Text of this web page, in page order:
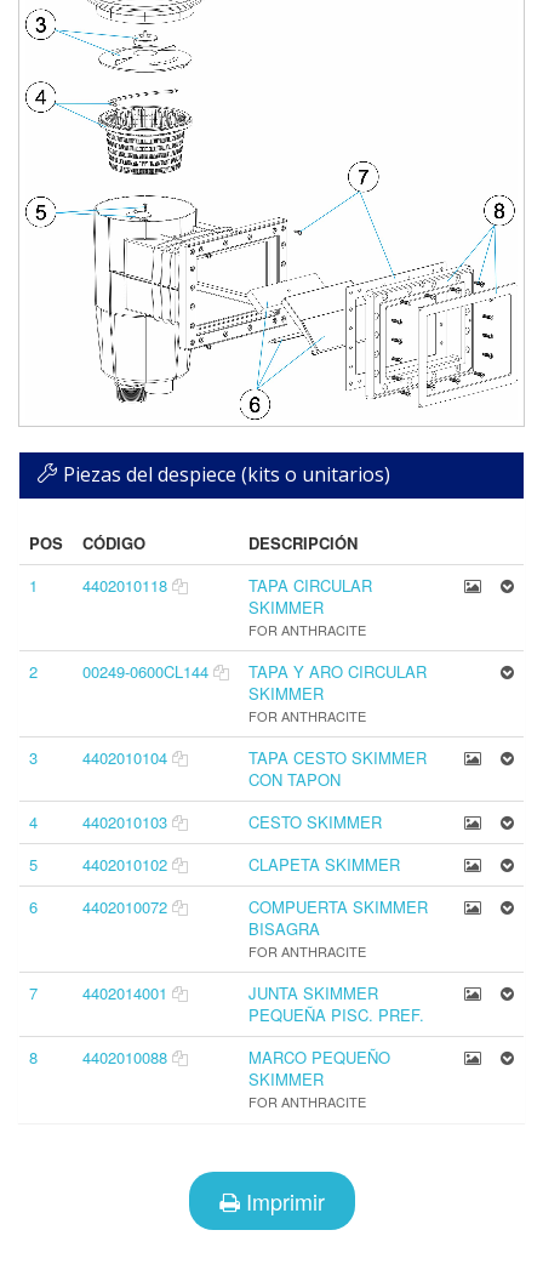
Piezas del despiece (kits o unitarios)
POS CÓDIGO
DESCRIPCIÓN
1
4402010118
TAPA CIRCULAR
SKIMMER
FOR ANTHRACITE
2 00249-0600CL144
TAPA Y ARO CIRCULAR
SKIMMER
FOR ANTHRACITE
3 4402010104
TAPA CESTO SKIMMER
CON TAPON
4
4402010103
CESTO SKIMMER
5
4402010102
CLAPETA SKIMMER
6
4402010072
COMPUERTA SKIMMER
BISAGRA
FOR ANTHRACITE
7 4402014001
JUNTA SKIMMER
PEQUEÑA PISC. PREF.
8
4402010088
MARCO PEQUEÑO
SKIMMER
FOR ANTHRACITE
Imprimir